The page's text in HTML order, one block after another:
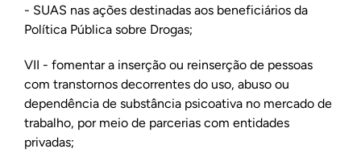
- SUAS nas ações destinadas aos beneficiários da
Política Pública sobre Drogas;
VII - fomentar a inserção ou reinserção de pessoas
com transtornos decorrentes do uso, abuso ou
dependência de substância psicoativa no mercado de
trabalho, por meio de parcerias com entidades
privadas;